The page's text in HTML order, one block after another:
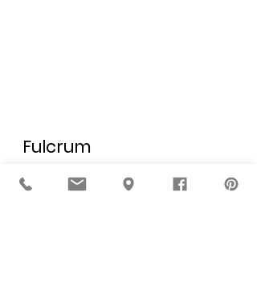
Fulcrum
12 de noviembre - 14 de diciembre